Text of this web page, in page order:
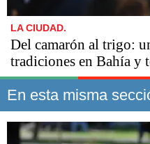
LA CIUDAD.
Del camarón al trigo:
tradiciones en Bahía y
En esta misma